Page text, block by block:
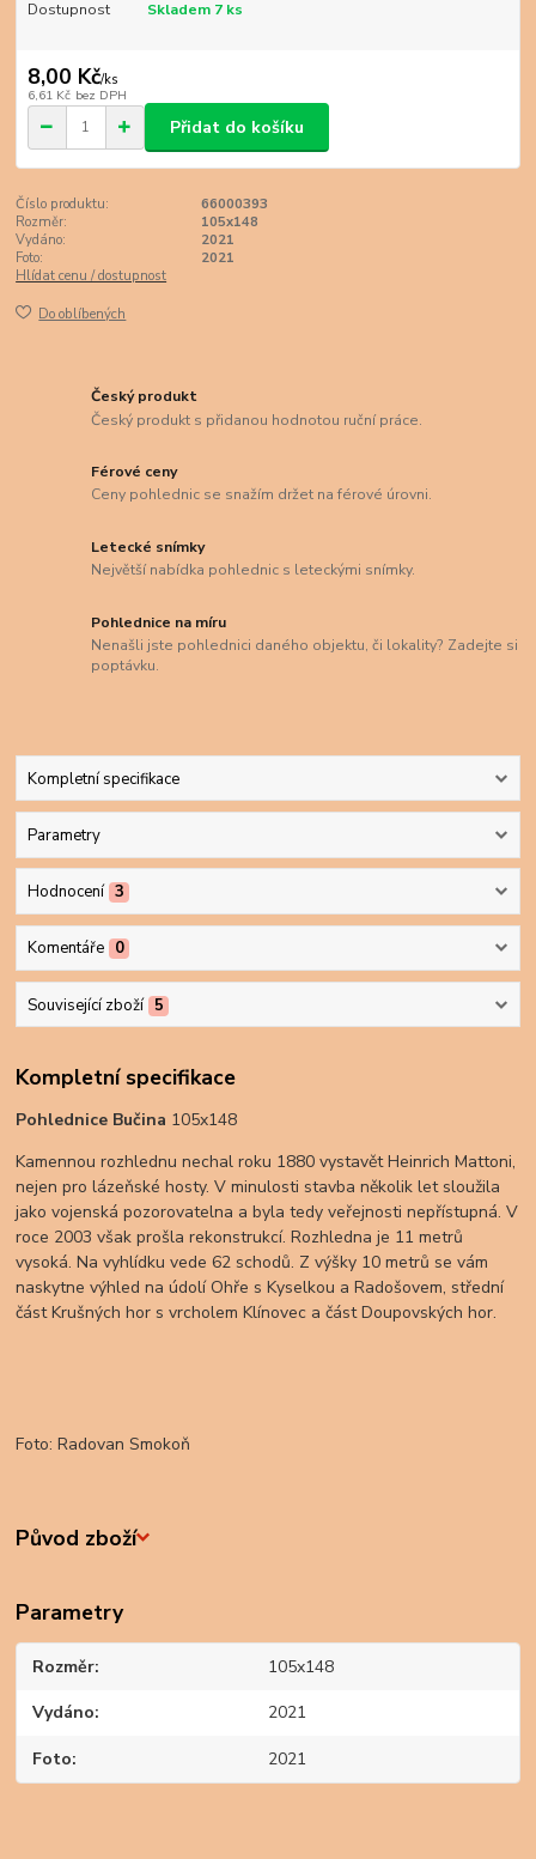
Dostupnost Skladem 7 ks
8,00 Kč/ks
6,61 Kč bez DPH
Přidat do košíku
Číslo produktu:
66000393
Rozměr:
105x148
Vydáno:
2021
Foto:
2021
Hlídat cenu / dostupnost
Do oblíbených
Český produkt
Český produkt s přidanou hodnotou ruční práce.
Férové ceny
Ceny pohlednic se snažím držet na férové úrovni.
Letecké snímky
Největší nabídka pohlednic s leteckými snímky.
Pohlednice na míru
Nenašli jste pohlednici daného objektu, či lokality? Zadejte si
poptávku.
Kompletní specifikace
Parametry
Hodnocení 3
Komentáře 0
Související zboží 5
Kompletní specifikace
Pohlednice Bučina 105x148
Kamennou rozhlednu nechal roku 1880 vystavět Heinrich Mattoni,
nejen pro lázeňské hosty. V minulosti stavba několik let sloužila
jako vojenská pozorovatelna a byla tedy veřejnosti nepřístupná. V
roce 2003 však prošla rekonstrukcí. Rozhledna je 11 metrů
vysoká. Na vyhlídku vede 62 schodů. Z výšky 10 metrů se vám
naskytne výhled na údolí Ohře s Kyselkou a Radošovem, střední
část Krušných hor s vrcholem Klínovec a část Doupovských hor.
Foto: Radovan Smokoň
Původ zboží
Parametry
Rozměr 105x148
Vydáno 2021
Foto 2021